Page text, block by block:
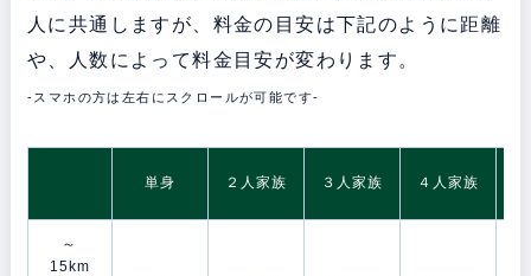
人に共通しますが、料金の目安は下記のように距離
や、人数によって料金目安が変わります。
-スマホの方は左右にスクロールが可能です-
単身 ２人家族 ３人家族 ４人家族
～
15km